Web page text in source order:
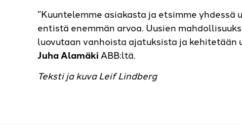
”Kuuntelemme asiakasta ja etsimme
entistä enemmän arvoa. Uusien
luovutaan vanhoista ajatuksista ja kehitetään
Juha Alamäki ABB:ltä.
Teksti ja kuva Leif Lindberg